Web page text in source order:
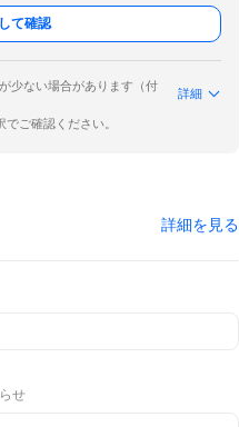
て確認
少ない場合があります（付
詳細
ご確認ください。
詳細を見る
せ